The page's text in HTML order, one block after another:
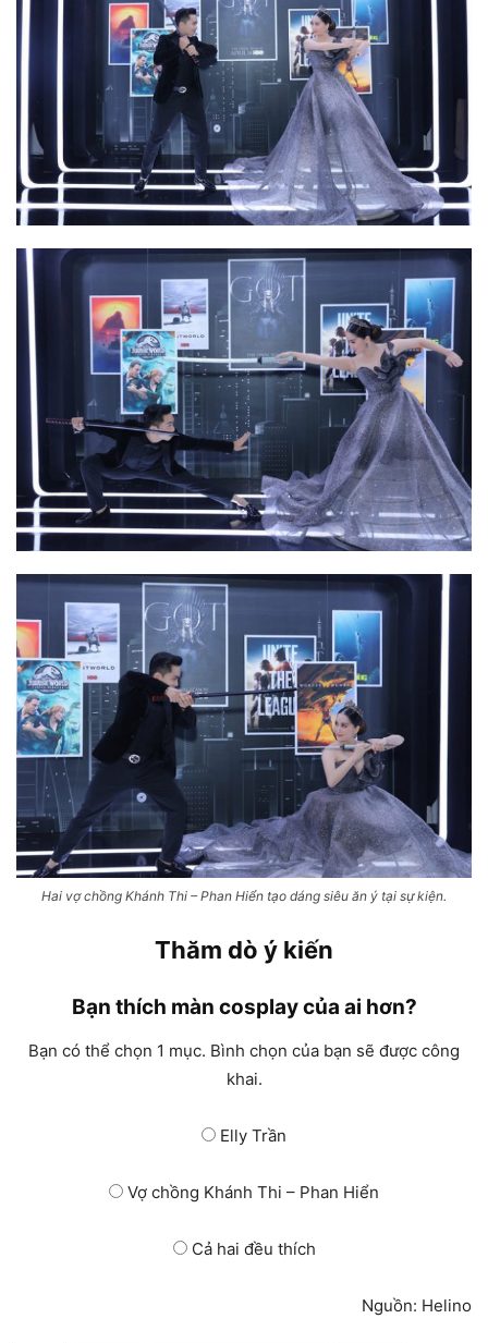
Hai vợ chồng Khánh Thi – Phan Hiển tạo dáng siêu ăn ý tại sự kiện.
Thăm dò ý kiến
Bạn thích màn cosplay của ai hơn?
Bạn có thể chọn 1 mục. Bình chọn của bạn sẽ được công
khai.
Elly Trần
Vợ chồng Khánh Thi – Phan Hiển
Cả hai đều thích
Nguồn: Helino